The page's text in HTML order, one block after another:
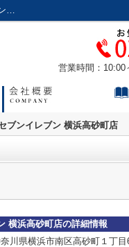
セブンイレブン 横浜高砂町店情報ページ｜アクセス株式会社｜東中野、中野坂上の賃貸マンションやアパートに強い不動産会社
営業時間：10:00
ブンイレブン 横浜高砂町店
横浜高砂町店の詳細情報
川県横浜市南区高砂町１丁目